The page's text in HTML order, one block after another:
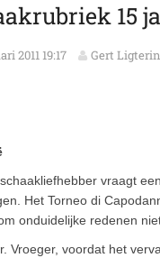
15
2011 19:17 Gert
vraagt
Het Torneo di
onduidelijke redenen
Vroeger, voordat het